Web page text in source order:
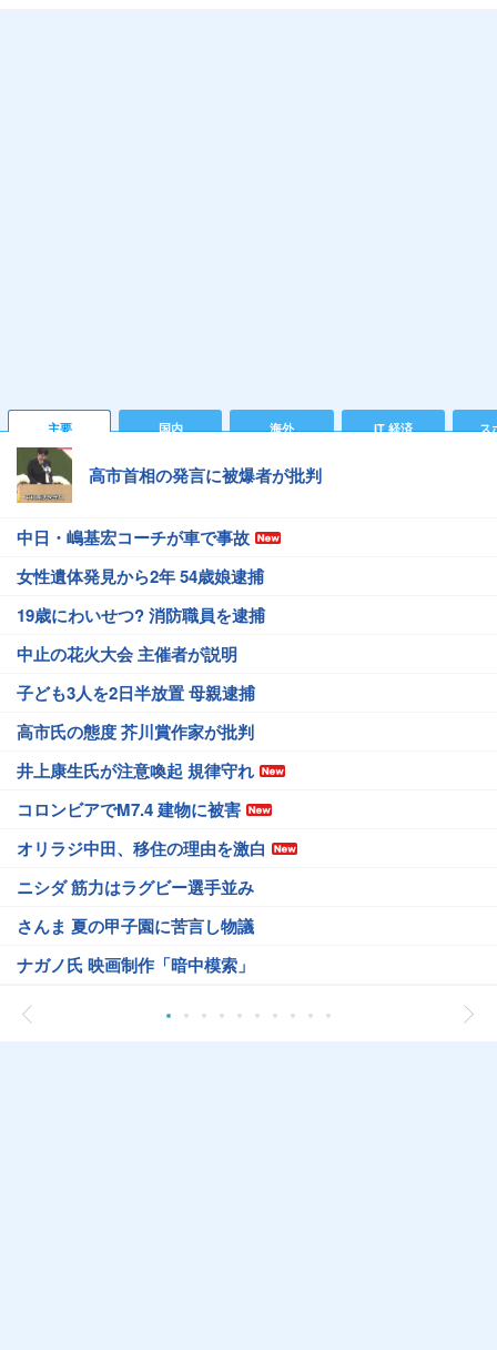
主要 国内 海外 IT 経済 ス
高市首相の発言に被爆者が批判
中日・嶋基宏コーチが車で事故
女性遺体発見から2年 54歳娘逮捕
19歳にわいせつ? 消防職員を逮捕
中止の花火大会 主催者が説明
子ども3人を2日半放置 母親逮捕
高市氏の態度 芥川賞作家が批判
井上康生氏が注意喚起 規律守れ
コロンビアでM7.4 建物に被害
オリラジ中田、移住の理由を激白
ニシダ 筋力はラグビー選手並み
さんま 夏の甲子園に苦言し物議
ナガノ氏 映画制作「暗中模索」